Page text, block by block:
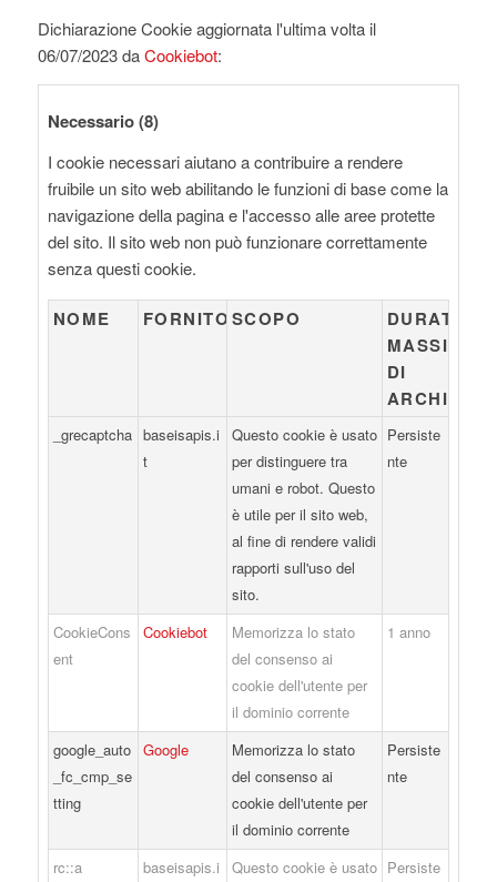
Dichiarazione Cookie aggiornata l'ultima volta il
06/07/2023 daCookiebot:
Necessario (8)
I cookie necessari aiutano a contribuire a rendere
fruibile un sito web abilitando le funzioni di base come la
navigazione della pagina e l'accesso alle aree protette
del sito. Il sito web non può funzionare correttamente
senza questi cookie.
NOME FORNITORESCOPO
DURATA
MASSIMA
DI
_grecaptcha baseisapis.i
t
Questo cookie è usato
per distinguere tra
umani e robot. Questo
è utile per il sito web,
al fine di rendere validi
rapporti sull'uso del
sito.
Persiste
nte
CookieCons
ent
Cookiebot
Memorizza lo stato
del consenso ai
cookie dell'utente per
il dominio corrente
1 anno
google_auto
_fc_cmp_se
tting
Google
Memorizza lo stato
del consenso ai
cookie dell'utente per
il dominio corrente
Persiste
nte
rc::a
baseisapis.i
Questo cookie è usato Persiste